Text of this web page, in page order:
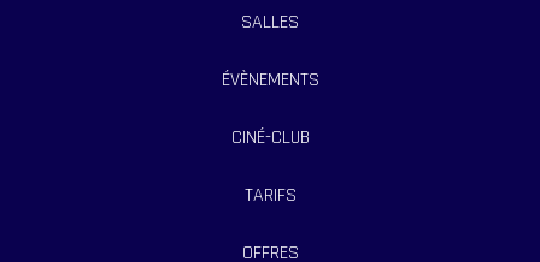
SALLES
ÉVÈNEMENTS
CINÉ-CLUB
TARIFS
OFFRES